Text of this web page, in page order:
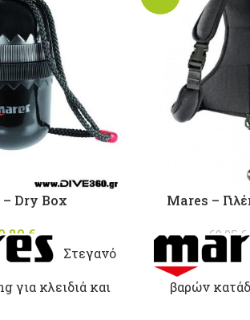
Dry Box
€
Στεγανό
για κλειδιά και
Mares –
69,95€
βαρών